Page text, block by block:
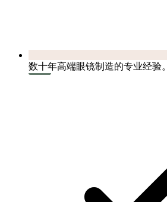
数十年高端眼镜制造的专业经验。